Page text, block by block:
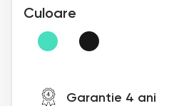
Culoare
Garantie 4 ani